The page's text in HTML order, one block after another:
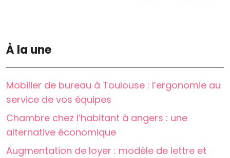
À la une
Mobilier de bureau à Toulouse : l’ergonomie au
service de vos équipes
Chambre chez l’habitant à angers : une
alternative économique
Augmentation de loyer : modèle de lettre et